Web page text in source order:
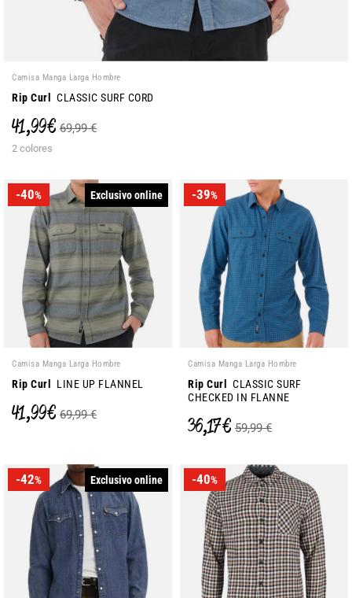
Camisa Manga Larga Hombre
Rip Curl CLASSIC SURF CORD
41,99 € 69,99 €
2 colores
-40% Exclusivo online
Camisa Manga Larga Hombre
Rip Curl LINE UP FLANNEL
41,99 € 69,99 €
-39%
Camisa Manga Larga Hombre
Rip Curl
CLASSIC SURF
CHECKED IN FLANNE
36,17 € 59,99 €
-42% Exclusivo online -40%